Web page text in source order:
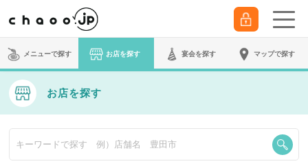
メニューで探す お店を探す 宴会を探す マップで探す
お店を探す